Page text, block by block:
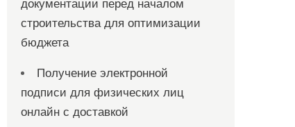
документации перед началом
строительства для оптимизации
бюджета
Получение электронной
подписи для физических лиц
онлайн с доставкой